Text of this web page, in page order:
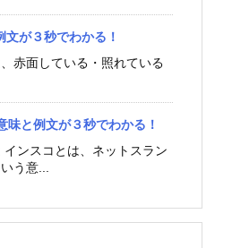
文が３秒でわかる！
赤面している・照れている
味と例文が３秒でわかる！
インスコとは、ネットスラン
う意...